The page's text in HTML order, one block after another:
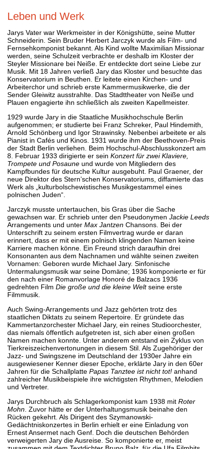
Leben und Werk
Jarys Vater war Werkmeister in der Königshütte, seine Mutter
Schneiderin. Sein Bruder Herbert Jarczyk wurde als Film- und
Fernsehkomponist bekannt. Als Kind wollte Maximilian Missionar
werden, seine Schulzeit verbrachte er deshalb im Kloster der
Steyler Missionare bei Neiße. Er entdeckte dort seine Liebe zur
Musik. Mit 18 Jahren verließ Jary das Kloster und besuchte das
Konservatorium in Beuthen. Er leitete einen Kirchen- und
Arbeiterchor und schrieb erste Kammermusikwerke, die der
Sender Gleiwitz ausstrahlte. Das Stadttheater von Neiße und
Plauen engagierte ihn schließlich als zweiten Kapellmeister.
1929 wurde Jary in die Staatliche Musikhochschule Berlin
aufgenommen; er studierte bei Franz Schreker, Paul Hindemith,
Arnold Schönberg und Igor Strawinsky. Nebenbei arbeitete er als
Pianist in Cafés und Kinos. 1931 wurde ihm der Beethoven-Preis
der Stadt Berlin verliehen. Beim Hochschul-Abschlusskonzert am
8. Februar 1933 dirigierte er sein Konzert für zwei Klaviere,
Trompete und Posaune und wurde von Mitgliedern des
Kampfbundes für deutsche Kultur ausgebuht. Paul Graener, der
neue Direktor des Stern’schen Konservatoriums, diffamierte das
Werk als „kulturbolschewistisches Musikgestammel eines
polnischen Juden“.
Jarczyk musste untertauchen, bis Gras über die Sache
gewachsen war. Er schrieb unter den Pseudonymen Jackie Leeds
Arrangements und unter Max Jantzen Chansons. Bei der
Unterschrift zu seinem ersten Filmvertrag wurde er daran
erinnert, dass er mit einem polnisch klingenden Namen keine
Karriere machen könne. Ein Freund strich daraufhin drei
Konsonanten aus dem Nachnamen und wählte seinen zweiten
Vornamen: Geboren wurde Michael Jary. Sinfonische
Untermalungsmusik war seine Domäne; 1936 komponierte er für
den nach einer Romanvorlage Honoré de Balzacs 1936
gedrehten Film Die große und die kleine Weltseine erste
Filmmusik.
Auch Swing-Arrangements und Jazz gehörten trotz des
staatlichen Diktats zu seinem Repertoire. Er gründete das
Kammertanzorchester Michael Jary, ein reines Studioorchester,
das niemals öffentlich aufgetreten ist, sich aber einen großen
Namen machen konnte. Unter anderem entstand ein Zyklus von
Tierkreiszeichenvertonungen in diesem Stil. Als Zugehöriger der
Jazz- und Swingszene im Deutschland der 1930er Jahre ein
ausgewiesener Kenner dieser Epoche, erklärte Jary in den 60er
Jahren für die Schallplatte Papas Tanztee ist nicht tot! anhand
zahlreicher Musikbeispiele ihre wichtigsten Rhythmen, Melodien
und Vertreter.
Jarys Durchbruch als Schlagerkomponist kam 1938 mit Roter
Mohn . Zuvor hätte er der Unterhaltungsmusik beinahe den
Rücken gekehrt. Als Dirigent des Szymanowski-
Gedächtniskonzertes in Berlin erhielt er eine Einladung von
Ernest Ansermet nach Genf. Doch die deutschen Behörden
verweigerten Jary die Ausreise. So komponierte er, meist